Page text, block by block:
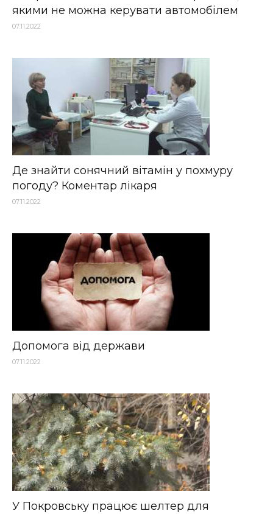
якими не можна керувати автомобілем
07.11.2022
Де знайти сонячний вітамін у похмуру
погоду? Коментар лікаря
07.11.2022
Допомога від держави
07.11.2022
У Покровську працює шелтер для